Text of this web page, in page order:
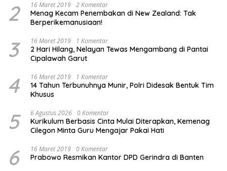
2 16 Maret 2019 2 Komentar
Menag Kecam Penembakan di New Zealand: Tak
Berperikemanusiaan!
3 16 Maret 2019 1 Komentar
2 Hari Hilang, Nelayan Tewas Mengambang di Pantai
Cipalawah Garut
4 16 Maret 2019 1 Komentar
14 Tahun Terbunuhnya Munir, Polri Didesak Bentuk Tim
Khusus
5 6 Agustus 2026 0 Komentar
Kurikulum Berbasis Cinta Mulai Diterapkan, Kemenag
Cilegon Minta Guru Mengajar Pakai Hati
6 16 Maret 2019 0 Komentar
Prabowo Resmikan Kantor DPD Gerindra di Banten